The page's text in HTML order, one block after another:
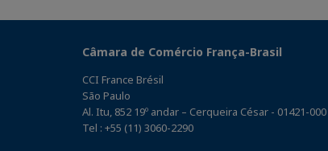
Câmara de Comércio França-Brasil
CCI France Brésil
São Paulo
Al. Itu, 852 19º andar – Cerqueira César - 01421-000
Tel : +55 (11) 3060-2290